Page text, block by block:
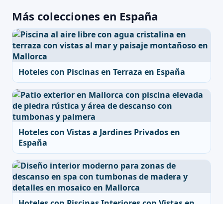
Más colecciones en España
Hoteles con Piscinas en Terraza en España
Hoteles con Vistas a Jardines Privados en
España